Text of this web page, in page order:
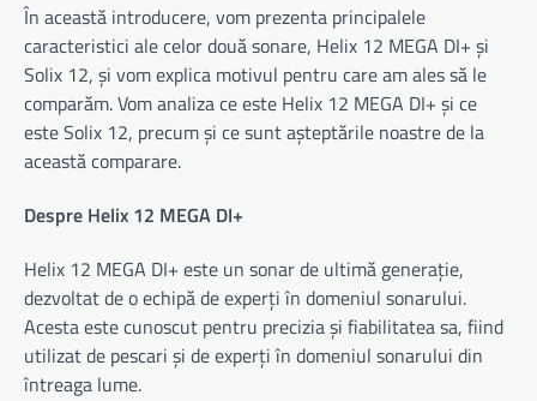
În această introducere, vom prezenta principalele
caracteristici ale celor două sonare, Helix 12 MEGA DI+ și
Solix 12, și vom explica motivul pentru care am ales să le
comparăm. Vom analiza ce este Helix 12 MEGA DI+ și ce
este Solix 12, precum și ce sunt așteptările noastre de la
această comparare.
Despre Helix 12 MEGA DI+
Helix 12 MEGA DI+ este un sonar de ultimă generație,
dezvoltat de o echipă de experți în domeniul sonarului.
Acesta este cunoscut pentru precizia și fiabilitatea sa, fiind
utilizat de pescari și de experți în domeniul sonarului din
întreaga lume.